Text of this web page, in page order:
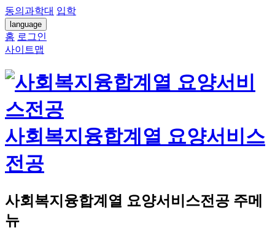
동의과학대 입학
language
홈 로그인
사이트맵
사회복지융합계열 요양서비스
전공
사회복지융합계열 요양서비스전공 주메
뉴